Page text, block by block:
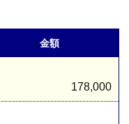
金額
178,000